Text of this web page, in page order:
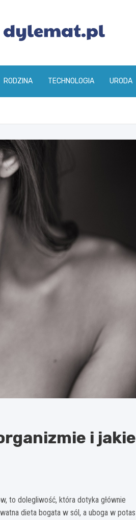
RODZINA TECHNOLOGIA URODA
i jakie
to dolegliwość, która dotyka głównie
dieta bogata w sól, a uboga w potas